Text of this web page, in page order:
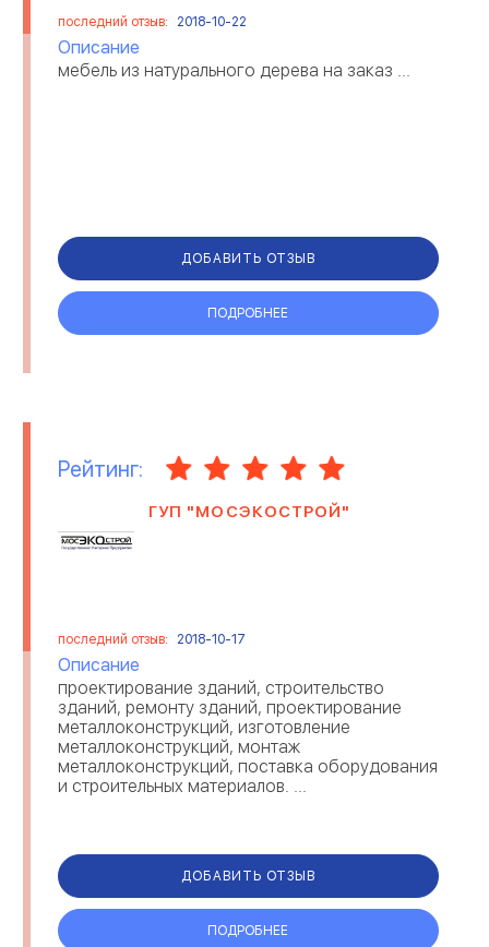
последний отзыв: 2018-10-22
Описание
мебель из натурального дерева на заказ ...
ДОБАВИТЬ ОТЗЫВ
ПОДРОБНЕЕ
Рейтинг:
ГУП "МОСЭКОСТРОЙ"
последний отзыв: 2018-10-17
Описание
проектирование зданий, строительство
зданий, ремонту зданий, проектирование
металлоконструкций, изготовление
металлоконструкций, монтаж
металлоконструкций, поставка оборудования
и строительных материалов. ...
ДОБАВИТЬ ОТЗЫВ
ПОДРОБНЕЕ